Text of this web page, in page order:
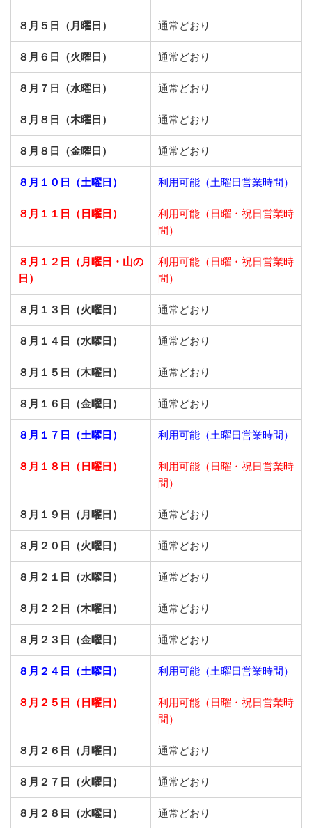
８月５日（月曜日） 通常どおり
８月６日（火曜日） 通常どおり
８月７日（水曜日） 通常どおり
８月８日（木曜日） 通常どおり
８月８日（金曜日） 通常どおり
８月１０日（土曜日） 利用可能（土曜日営業時間）
８月１１日（日曜日）
利用可能（日曜・祝日営業時
間）
８月１２日（月曜日・山の
日）
利用可能（日曜・祝日営業時
間）
８月１３日（火曜日） 通常どおり
８月１４日（水曜日） 通常どおり
８月１５日（木曜日） 通常どおり
８月１６日（金曜日） 通常どおり
８月１７日（土曜日） 利用可能（土曜日営業時間）
８月１８日（日曜日）
利用可能（日曜・祝日営業時
間）
８月１９日（月曜日） 通常どおり
８月２０日（火曜日） 通常どおり
８月２１日（水曜日） 通常どおり
８月２２日（木曜日） 通常どおり
８月２３日（金曜日） 通常どおり
８月２４日（土曜日） 利用可能（土曜日営業時間）
８月２５日（日曜日）
利用可能（日曜・祝日営業時
間）
８月２６日（月曜日） 通常どおり
８月２７日（火曜日） 通常どおり
８月２８日（水曜日） 通常どおり